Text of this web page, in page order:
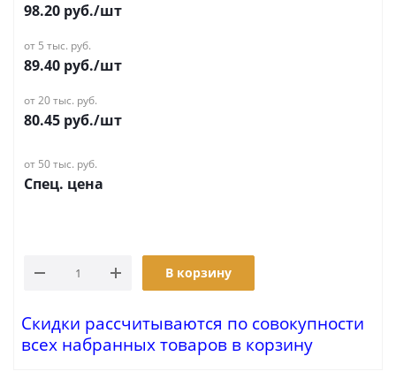
98.20 руб./шт
от 5 тыс. руб.
89.40 руб./шт
от 20 тыс. руб.
80.45 руб./шт
от 50 тыс. руб.
Спец. цена
В корзину
Скидки рассчитываются по совокупности
всех набранных товаров в корзину